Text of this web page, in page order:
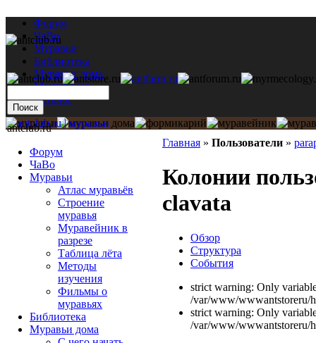
Форум
ЧаВо
Муравьи
Библиотека
Муравьи дома
Мастерская
Каталог
Главная » Пользователи »
Колонии
clavata
Обзор
Структура
События
strict warning: Only
/var/www/wwwantstoreru/
strict warning: Only
/var/www/wwwantstoreru/
antclub.ru
Форум
ЧаВо
Муравьи
Атлас муравьёв
Строение
муравья
Муравейник в
разрезе
Таблица лёта
Методы
изучения
Фильмы о
муравьях
Библиотека
Муравьи дома